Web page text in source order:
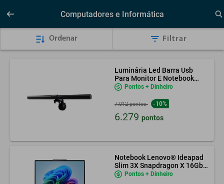
Computadores e Informática
Ordenar Filtrar
Luminária Led Barra Usb
Para Monitor E Notebook
GadnicPontos + Dinheiro
7.012 pontos -10%
6.279 pontos
Notebook Lenovo® Ideapad
Slim 3X Snapdragon X 16Gb
1Tb Ssd Tela De 153
Pontos + Dinheiro